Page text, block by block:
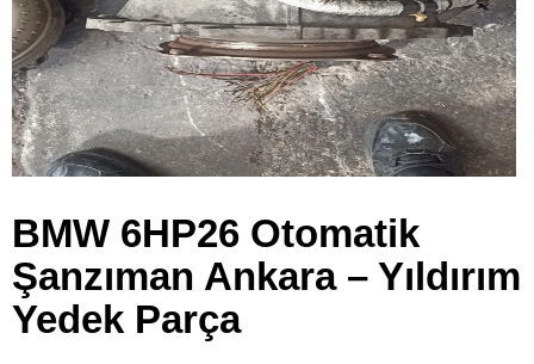
BMW 6HP26 Otomatik
Şanzıman Ankara – Yıldırım
Yedek Parça